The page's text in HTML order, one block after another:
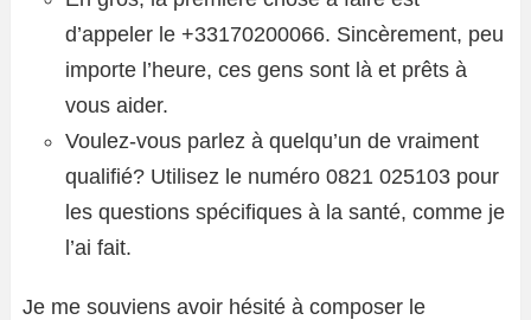
d’appeler le +33170200066. Sincèrement, peu
importe l’heure, ces gens sont là et prêts à
vous aider.
Voulez-vous parlez à quelqu’un de vraiment
qualifié? Utilisez le numéro 0821 025103 pour
les questions spécifiques à la santé, comme je
l’ai fait.
Je me souviens avoir hésité à composer le